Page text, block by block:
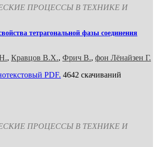
ПРОЦЕССЫ В ТЕХНИКЕ И
тетрагональной фазы соединения
, Кравцов В.Х., Фрич В., фон Лёнайзен Г.
PDF. 4642 скачиваний
ПРОЦЕССЫ В ТЕХНИКЕ И